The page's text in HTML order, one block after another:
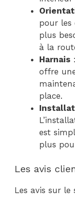
pour les
plus
à la
Harnais
offre
place.
est
plus
Les avis
Les avis sur le